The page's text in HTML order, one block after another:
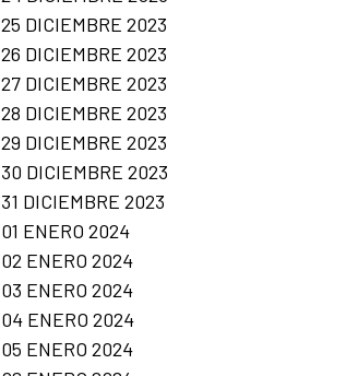
25 DICIEMBRE 2023
26 DICIEMBRE 2023
27 DICIEMBRE 2023
28 DICIEMBRE 2023
29 DICIEMBRE 2023
30 DICIEMBRE 2023
31 DICIEMBRE 2023
01 ENERO 2024
02 ENERO 2024
03 ENERO 2024
04 ENERO 2024
05 ENERO 2024